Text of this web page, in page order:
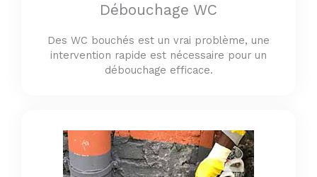
Débouchage WC
Des WC bouchés est un vrai problème, une
intervention rapide est nécessaire pour un
débouchage efficace.